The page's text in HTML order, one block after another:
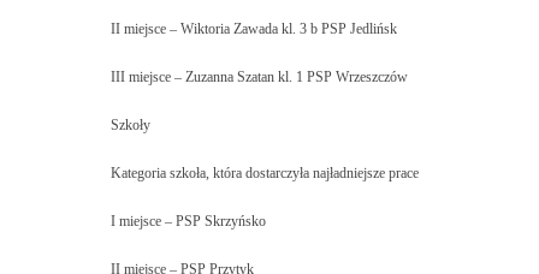
II miejsce – Wiktoria Zawada kl. 3 b PSP Jedlińsk
III miejsce – Zuzanna Szatan kl. 1 PSP Wrzeszczów
Szkoły
Kategoria szkoła, która dostarczyła najładniejsze prace
I miejsce – PSP Skrzyńsko
II miejsce – PSP Przytyk